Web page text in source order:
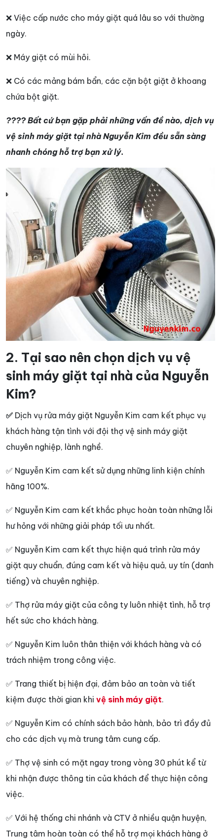
❌ Việc cấp nước cho máy giặt quá lâu so với thường
ngày.
❌ Máy giặt có mùi hôi.
❌ Có các mảng bám bẩn, các cặn bột giặt ở khoang
chứa bột giặt.
???? Bất cứ bạn gặp phải những vấn đề nào, dịch vụ
vệ sinh máy giặt tại nhà Nguyễn Kim đều sẵn sàng
nhanh chóng hỗ trợ bạn xử lý.
2. Tại sao nên chọn dịch vụ vệ
sinh máy giặt tại nhà của Nguyễn
Kim?
✅ Dịch vụ rửa máy giặt Nguyễn Kim cam kết phục vụ
khách hàng tận tình với đội thợ vệ sinh máy giặt
chuyên nghiệp, lành nghề.
✅ Nguyễn Kim cam kết sử dụng những linh kiện chính
hãng 100%.
✅ Nguyễn Kim cam kết khắc phục hoàn toàn những lỗi
hư hỏng với những giải pháp tối ưu nhất.
✅ Nguyễn Kim cam kết thực hiện quá trình rửa máy
giặt quy chuẩn, đúng cam kết và hiệu quả, uy tín (danh
tiếng) và chuyên nghiệp.
✅ Thợ rửa máy giặt của công ty luôn nhiệt tình, hỗ trợ
hết sức cho khách hàng.
✅ Nguyễn Kim luôn thân thiện với khách hàng và có
trách nhiệm trong công việc.
✅ Trang thiết bị hiện đại, đảm bảo an toàn và tiết
kiệm được thời gian khi vệ sinh máy giặt.
✅ Nguyễn Kim có chính sách bảo hành, bảo trì đầy đủ
cho các dịch vụ mà trung tâm cung cấp.
✅ Thợ vệ sinh có mặt ngay trong vòng 30 phút kể từ
khi nhận được thông tin của khách để thực hiện công
việc.
✅ Với hệ thống chi nhánh và CTV ở nhiều quận huyện,
Trung tâm hoàn toàn có thể hỗ trợ mọi khách hàng ở